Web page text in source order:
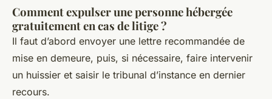
Comment expulser une personne hébergée
gratuitement en cas de litige ?
Il faut d’abord envoyer une lettre recommandée de
mise en demeure, puis, si nécessaire, faire intervenir
un huissier et saisir le tribunal d’instance en dernier
recours.